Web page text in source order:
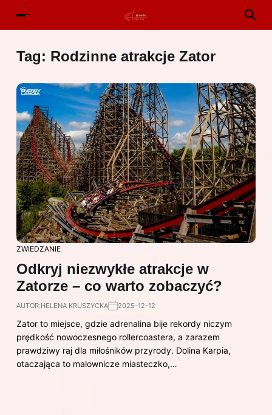
Tag: Rodzinne atrakcje Zator
ZWIEDZANIE
Odkryj niezwykłe atrakcje w
Zatorze – co warto zobaczyć?
AUTOR:HELENA KRUSZYCKA 2025-12-12
Zator to miejsce, gdzie adrenalina bije rekordy niczym
prędkość nowoczesnego rollercoastera, a zarazem
prawdziwy raj dla miłośników przyrody. Dolina Karpia,
otaczająca to malownicze miasteczko,…